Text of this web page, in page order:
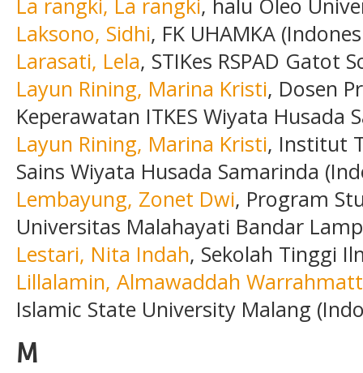
La rangki, La rangki, halu Oleo
Laksono, Sidhi, FK UHAMKA
Larasati, Lela, STIKes RSPAD Gatot
Layun Rining, Marina Kristi, Dosen
Keperawatan ITKES Wiyata Husada
Layun Rining, Marina Kristi, Institut
Sains Wiyata Husada Samarinda
Lembayung, Zonet Dwi, Program
Universitas Malahayati Bandar
Lestari, Nita Indah, Sekolah Tinggi
Lillalamin, Almawaddah
Islamic State University Malang
M